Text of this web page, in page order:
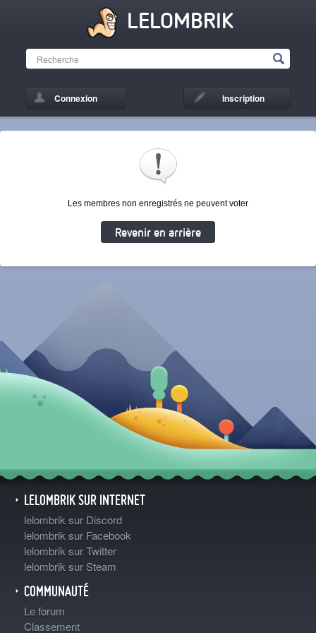
LELOMBRIK
Connexion Inscription
Les membres non enregistrés ne peuvent voter
Revenir en arrière
LELOMBRIK SUR INTERNET
lelombrik sur Discord
lelombrik sur Facebook
lelombrik sur Twitter
lelombrik sur Steam
COMMUNAUTÉ
Le forum
Classement